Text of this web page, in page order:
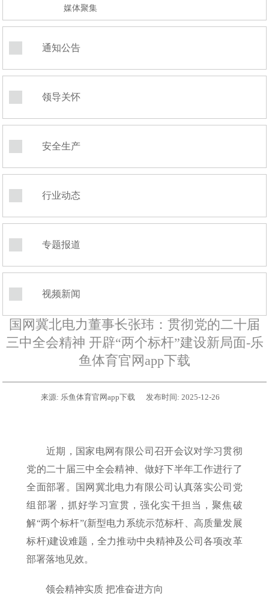
媒体聚集
通知公告
领导关怀
安全生产
行业动态
专题报道
视频新闻
国网冀北电力董事长张玮：贯彻党的二十届
三中全会精神 开辟“两个标杆”建设新局面-乐
鱼体育官网app下载
来源: 乐鱼体育官网app下载 发布时间: 2025-12-26
近期，国家电网有限公司召开会议对学习贯彻
党的二十届三中全会精神、做好下半年工作进行了
全面部署。国网冀北电力有限公司认真落实公司党
组部署，抓好学习宣贯，强化实干担当，聚焦破
解“两个标杆”(新型电力系统示范标杆、高质量发展
标杆)建设难题，全力推动中央精神及公司各项改革
部署落地见效。
领会精神实质 把准奋进方向